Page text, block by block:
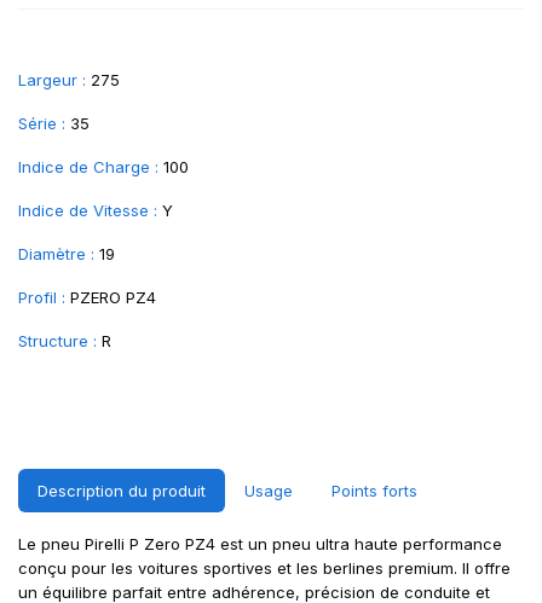
Largeur : 275
Série : 35
Indice de Charge : 100
Indice de Vitesse : Y
Diamètre : 19
Profil : PZERO PZ4
Structure : R
Description du produit Usage Points forts
Le pneu Pirelli P Zero PZ4 est un pneu ultra haute performance
conçu pour les voitures sportives et les berlines premium. Il offre
un équilibre parfait entre adhérence, précision de conduite et